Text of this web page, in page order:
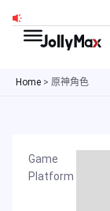
Home > 原神角色
Game
Platform